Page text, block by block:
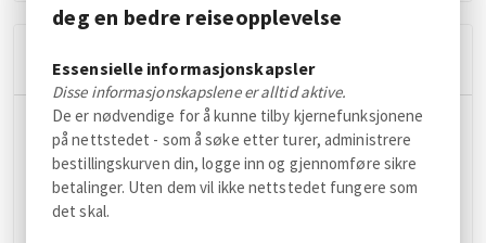
Tillegg
Tillegg for enkeltfører er tilgjengelig for solo
snøscooterkjøring. Vennligst informer om eventuelle allergier
minst 24 timer før avreise. Denne aktiviteten anbefales ikke
for personer med ryggproblemer eller gravide. Ta med
deg en bedre reiseopplevelse
Essensielle informasjonskapsler
Disse informasjonskapslene er alltid aktive.
De er nødvendige for å kunne tilby kjernefunksjonene
på nettstedet - som å søke etter turer, administrere
bestillingskurven din, logge inn og gjennomføre sikre
betalinger. Uten dem vil ikke nettstedet fungere som
det skal.